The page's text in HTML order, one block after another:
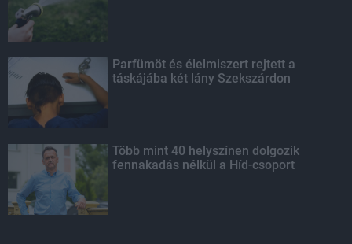
Parfümöt és élelmiszert rejtett a
táskájába két lány Szekszárdon
Több mint 40 helyszínen dolgozik
fennakadás nélkül a Híd-csoport